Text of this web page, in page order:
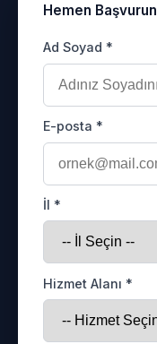
Hemen Başvurun
Ad Soyad *
E-posta *
İl *
Hizmet Alanı *